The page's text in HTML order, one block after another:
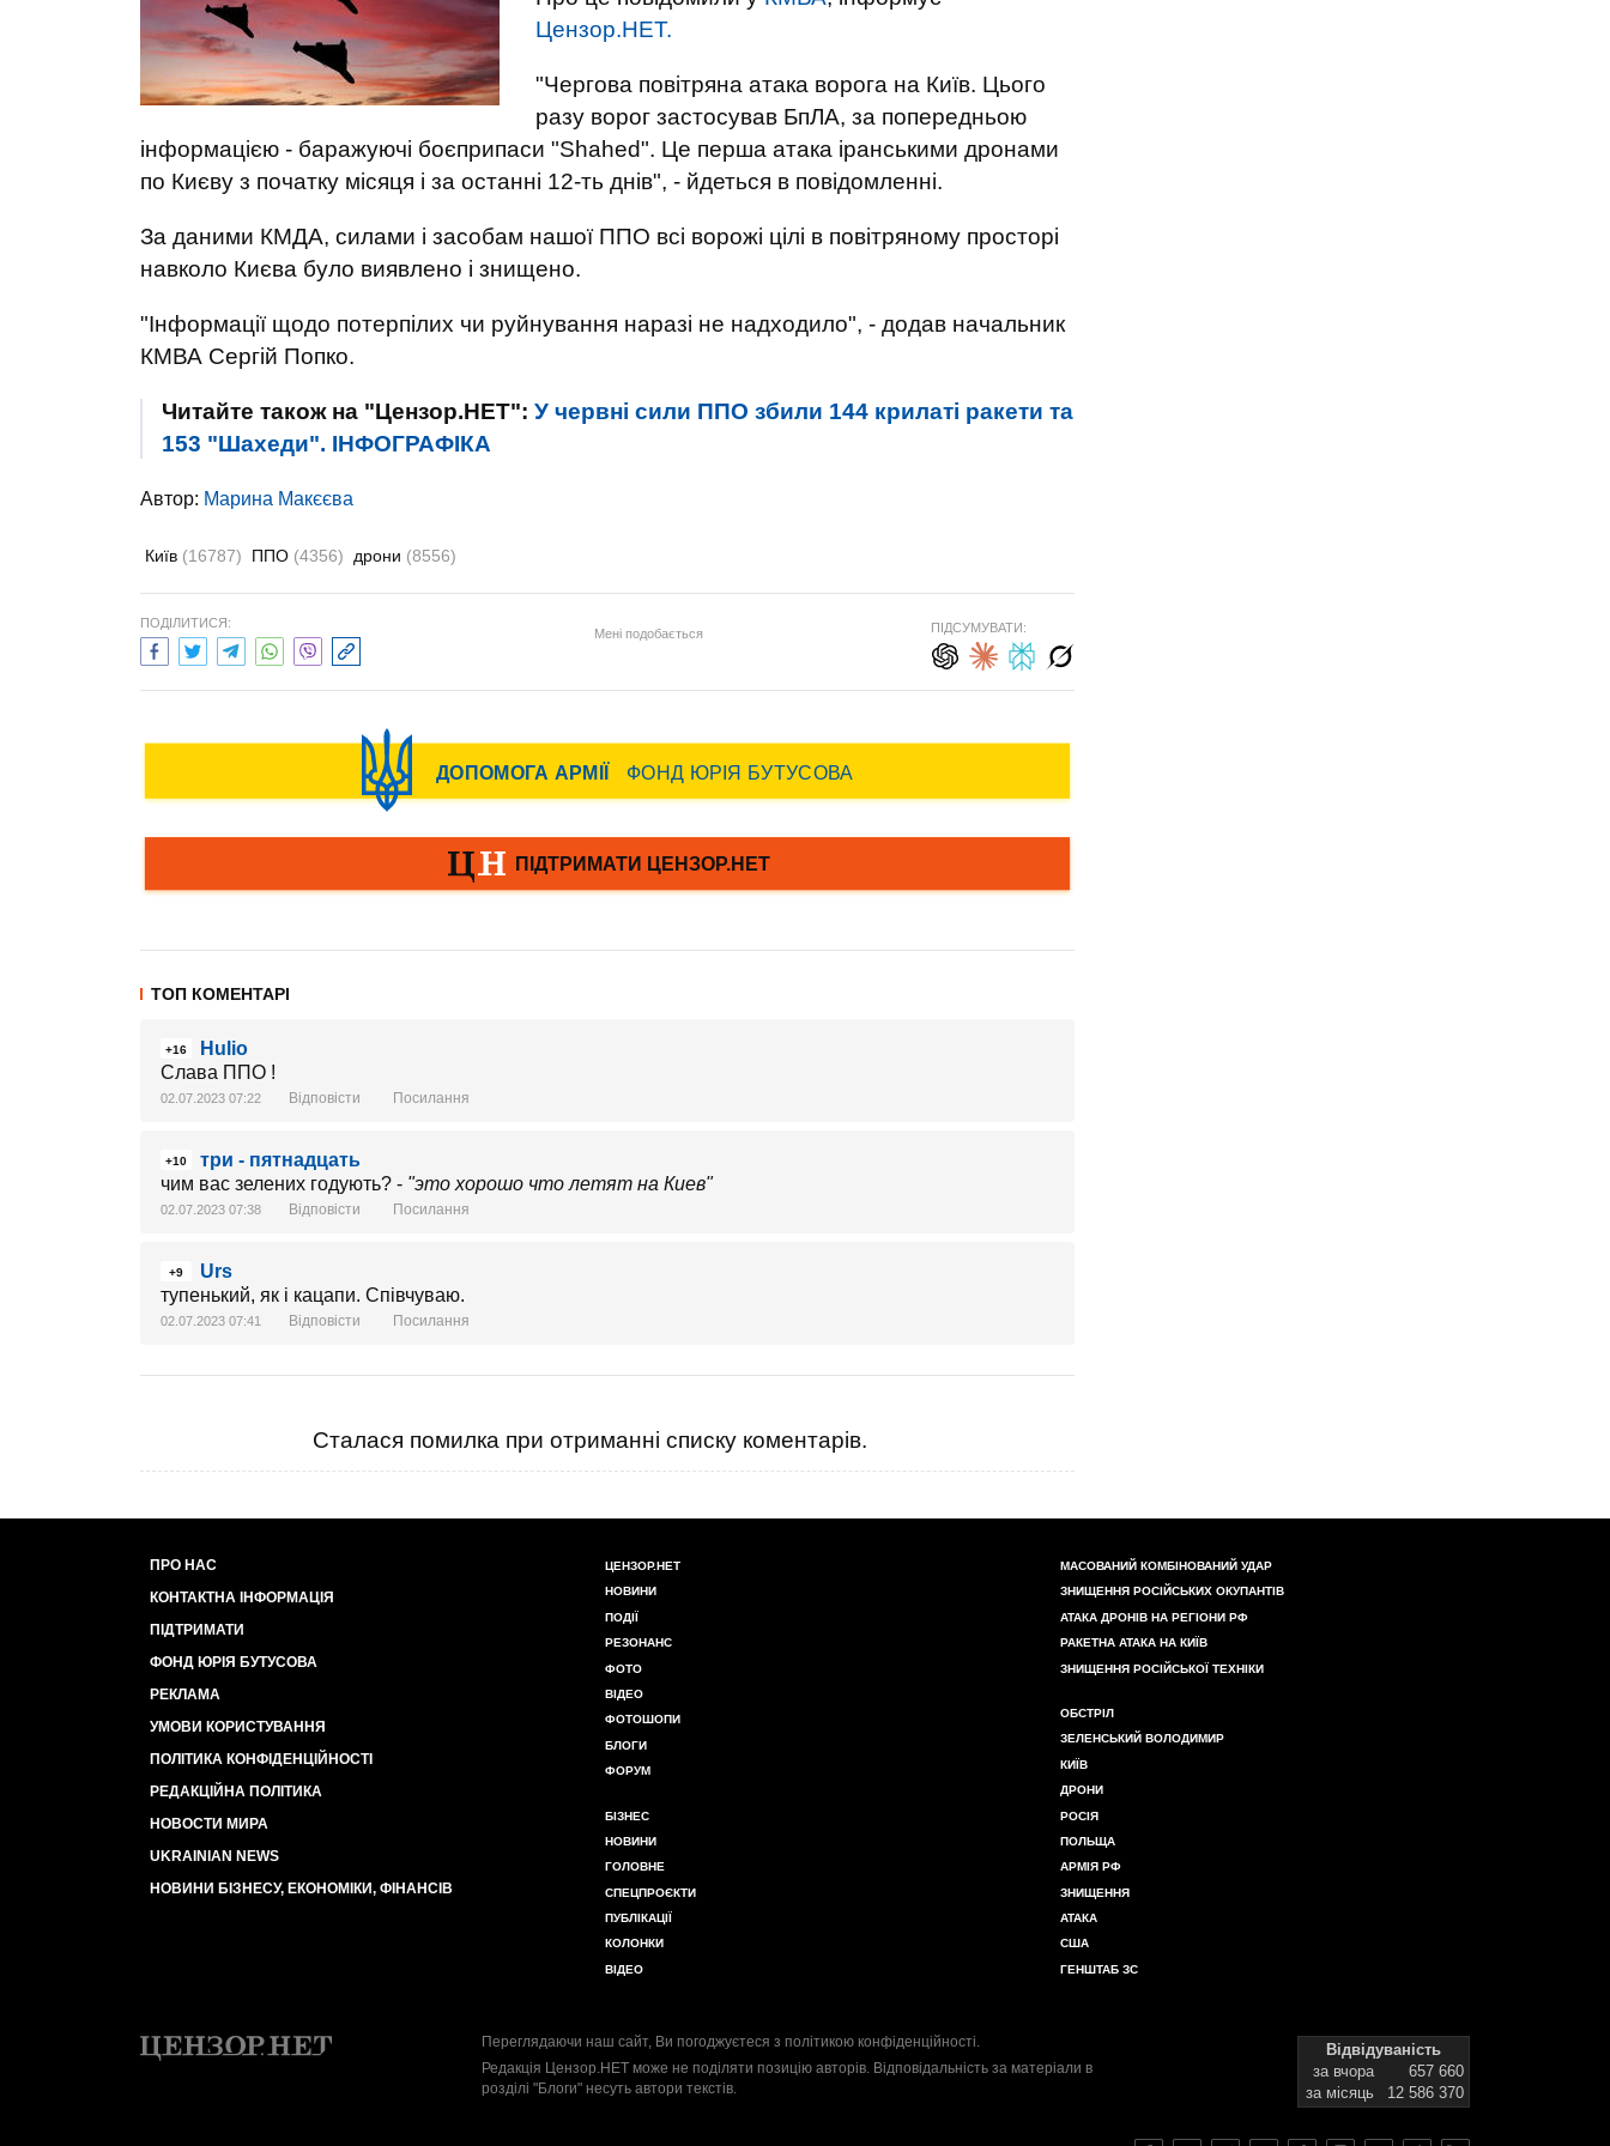
Цензор.НЕТ.
"Чергова повітряна атака ворога на Київ. Цього
разу ворог застосував БпЛА, за попередньою
інформацією - баражуючі боєприпаси "Shahed". Це перша атака іранськими дронами
по Києву з початку місяця і за останні 12-ть днів", - йдеться в повідомленні.
За даними КМДА, силами і засобам нашої ППО всі ворожі цілі в повітряному просторі
навколо Києва було виявлено і знищено.
"Інформації щодо потерпілих чи руйнування наразі не надходило", - додав начальник
КМВА Сергій Попко.
Читайте також на "Цензор.НЕТ": У червні сили ППО збили 144 крилаті ракети та
153 "Шахеди". ІНФОГРАФІКА
Автор: Марина Макєєва
Київ (16787) ППО (4356) дрони (8556)
ПОДІЛИТИСЯ:
Мені подобається ПІДСУМУВАТИ:
ТОП КОМЕНТАРІ
+16
Hulio
Слава ППО !
02.07.2023 07:22 Відповісти Посилання
+10
три - пятнадцать
чим вас зелених годують? - "это хорошо что летят на Киев"
02.07.2023 07:38 Відповісти Посилання
+9
Urs
тупенький, як і кацапи. Співчуваю.
02.07.2023 07:41 Відповісти Посилання
Сталася помилка при отриманні списку коментарів.
ПРО НАС
КОНТАКТНА ІНФОРМАЦІЯ
ПІДТРИМАТИ
ФОНД ЮРІЯ БУТУСОВА
РЕКЛАМА
УМОВИ КОРИСТУВАННЯ
ПОЛІТИКА КОНФІДЕНЦІЙНОСТІ
РЕДАКЦІЙНА ПОЛІТИКА
НОВОСТИ МИРА
UKRAINIAN NEWS
НОВИНИ БІЗНЕСУ, ЕКОНОМІКИ, ФІНАНСІВ
ЦЕНЗОР.НЕТ
НОВИНИ
ПОДІЇ
РЕЗОНАНС
ФОТО
ВІДЕО
ФОТОШОПИ
БЛОГИ
ФОРУМ
БІЗНЕС
НОВИНИ
ГОЛОВНЕ
СПЕЦПРОЄКТИ
ПУБЛІКАЦІЇ
КОЛОНКИ
ВІДЕО
МАСОВАНИЙ КОМБІНОВАНИЙ УДАР
ЗНИЩЕННЯ РОСІЙСЬКИХ ОКУПАНТІВ
АТАКА ДРОНІВ НА РЕГІОНИ РФ
РАКЕТНА АТАКА НА КИЇВ
ЗНИЩЕННЯ РОСІЙСЬКОЇ ТЕХНІКИ
ОБСТРІЛ
ЗЕЛЕНСЬКИЙ ВОЛОДИМИР
КИЇВ
ДРОНИ
РОСІЯ
ПОЛЬЩА
АРМІЯ РФ
ЗНИЩЕННЯ
АТАКА
США
ГЕНШТАБ ЗС
Переглядаючи наш сайт, Ви погоджуєтеся з політикою конфіденційності.
Редакція Цензор.НЕТ може не поділяти позицію авторів. Відповідальність за матеріали в
розділі "Блоги" несуть автори текстів.
Відвідуваність
за вчора
657 660
за місяць
12 586 370